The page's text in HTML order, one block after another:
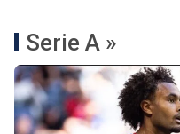
Serie A »